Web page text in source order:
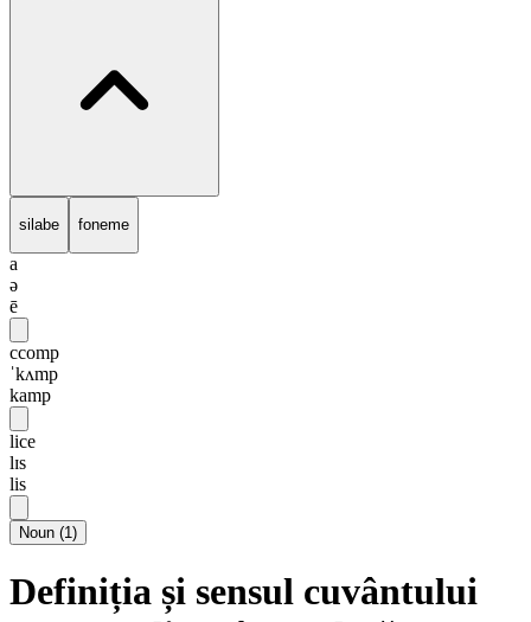
silabe foneme
a
ə
ē
ccomp
ˈkʌmp
kamp
lice
lɪs
lis
Noun (1)
Definiția și sensul cuvântului